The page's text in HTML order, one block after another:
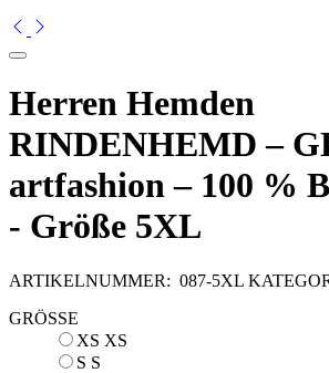
Herren Hemden
RINDENHEMD –
artfashion – 100 %
- Größe 5XL
ARTIKELNUMMER: 087-5XL
GRÖSSE
XS XS
S S